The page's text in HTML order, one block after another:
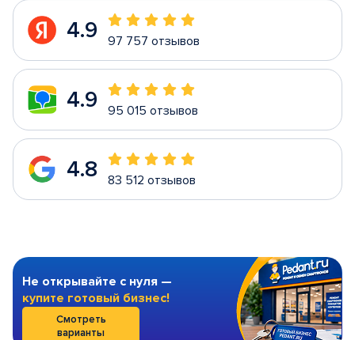
4.9 97 757 отзывов
4.9 95 015 отзывов
4.8 83 512 отзывов
Не открывайте с нуля —
купите готовый бизнес!
Смотреть
варианты